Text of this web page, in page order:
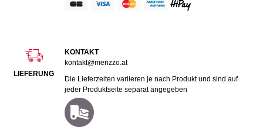
LIEFERUNG
KONTAKT
kontakt@menzzo.at
Die Lieferzeiten variieren je nach Produkt und sind auf
jeder Produktseite separat angegeben